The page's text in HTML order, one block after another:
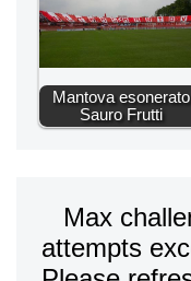
Mantova esonerato
Sauro Frutti